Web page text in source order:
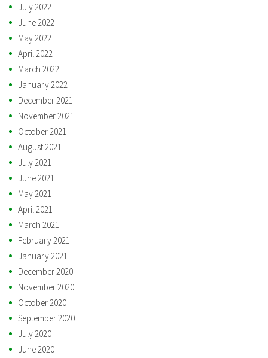
July 2022
June 2022
May 2022
April 2022
March 2022
January 2022
December 2021
November 2021
October 2021
August 2021
July 2021
June 2021
May 2021
April 2021
March 2021
February 2021
January 2021
December 2020
November 2020
October 2020
September 2020
July 2020
June 2020